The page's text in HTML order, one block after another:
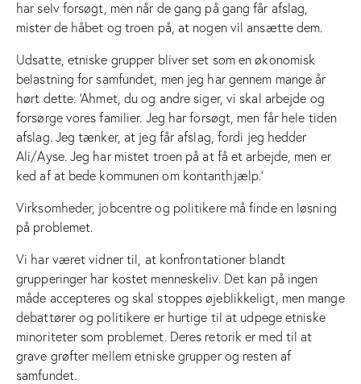
har selv forsøgt, men når de gang på gang får afslag,
mister de håbet og troen på, at nogen vil ansætte dem.
Udsatte, etniske grupper bliver set som en økonomisk
belastning for samfundet, men jeg har gennem mange år
hørt dette: ‘Ahmet, du og andre siger, vi skal arbejde og
forsørge vores familier. Jeg har forsøgt, men får hele tiden
afslag. Jeg tænker, at jeg får afslag, fordi jeg hedder
Ali/Ayse. Jeg har mistet troen på at få et arbejde, men er
ked af at bede kommunen om kontanthjælp.’
Virksomheder, jobcentre og politikere må finde en løsning
på problemet.
Vi har været vidner til, at konfrontationer blandt
grupperinger har kostet menneskeliv. Det kan på ingen
måde accepteres og skal stoppes øjeblikkeligt, men mange
debattører og politikere er hurtige til at udpege etniske
minoriteter som problemet. Deres retorik er med til at
grave grøfter mellem etniske grupper og resten af
samfundet.